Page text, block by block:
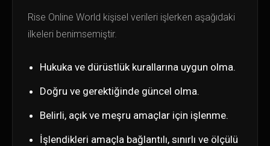
Rise Online World kişisel verileri işlerken aşağıdaki
ilkeleri benimsemiştir.
Hukuka ve dürüstlük kurallarına uygun olma.
Doğru ve gerektiğinde güncel olma.
Belirli, açık ve meşru amaçlar için işlenme.
İşlendikleri amaçla bağlantılı, sınırlı ve ölçülü